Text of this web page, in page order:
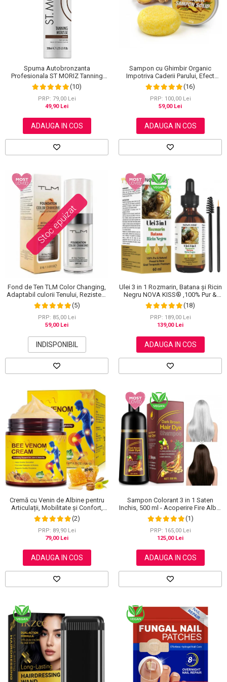
Scrub / Balsam de buze
Netestate pe Animale
Spuma Autobronzanta
Profesionala ST MORIZ Tanning
Mousse, Efect instant, Dark, 200 ml
(10)
PRP: 79,00 Lei
49,90 Lei
ADAUGA IN COS
Sampon cu Ghimbir Organic
Impotriva Caderii Parului, Efect
Regenerator, 100% Natural, NOVA
KISS® 60 g
(16)
PRP: 100,00 Lei
59,00 Lei
ADAUGA IN COS
Stoc epuizat
Fond de Ten TLM Color Changing,
Adaptabil culorii Tenului, Rezistent
la Transfer 16H, SPF 15, 30 ml
(5)
PRP: 85,00 Lei
59,00 Lei
INDISPONIBIL
Ulei 3 in 1 Rozmarin, Batana și Ricin
Negru NOVA KISS® ,100% Pur &
Natural, Grad Terapeutic Premium,
pentru Cresterea Parului, Tratarea
Scalpului si Pielii, 60 ml
(18)
PRP: 189,00 Lei
139,00 Lei
ADAUGA IN COS
Cremă cu Venin de Albine pentru
Articulații, Mobilitate și Confort,
120 g
(2)
PRP: 89,90 Lei
79,00 Lei
ADAUGA IN COS
Sampon Colorant 3 in 1 Saten
Inchis, 500 ml - Acoperire Fire Albe,
Hranire si Anti-Cadere
(1)
PRP: 165,00 Lei
125,00 Lei
ADAUGA IN COS